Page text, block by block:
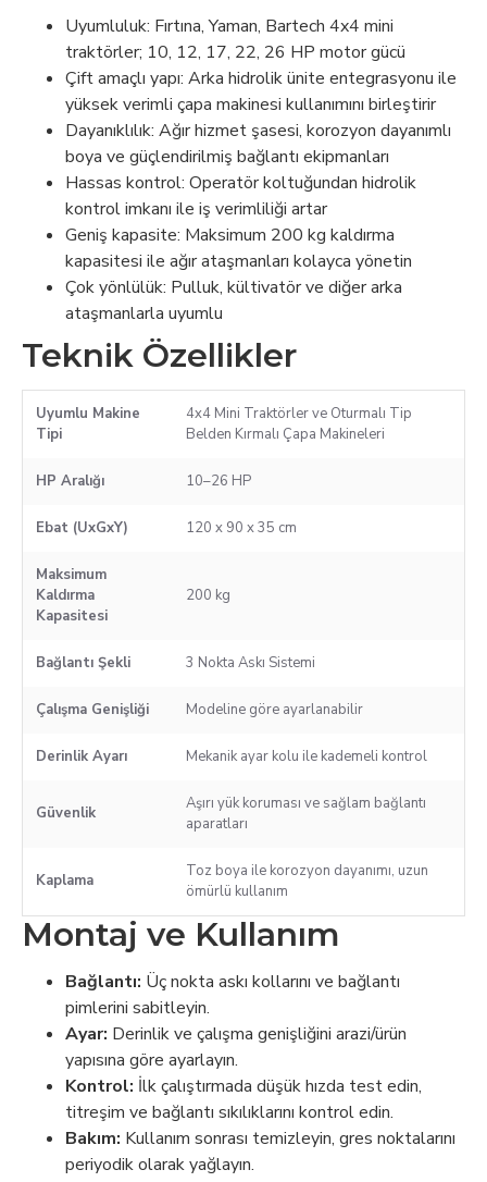
Uyumluluk: Fırtına, Yaman, Bartech 4x4 mini
traktörler; 10, 12, 17, 22, 26 HP motor gücü
Çift amaçlı yapı: Arka hidrolik ünite entegrasyonu ile
yüksek verimli çapa makinesi kullanımını birleştirir
Dayanıklılık: Ağır hizmet şasesi, korozyon dayanımlı
boya ve güçlendirilmiş bağlantı ekipmanları
Hassas kontrol: Operatör koltuğundan hidrolik
kontrol imkanı ile iş verimliliği artar
Geniş kapasite: Maksimum 200 kg kaldırma
kapasitesi ile ağır ataşmanları kolayca yönetin
Çok yönlülük: Pulluk, kültivatör ve diğer arka
ataşmanlarla uyumlu
Teknik Özellikler
Uyumlu Makine
Tipi
4x4 Mini Traktörler ve Oturmalı Tip
Belden Kırmalı Çapa Makineleri
HP Aralığı 10–26 HP
Ebat (UxGxY) 120 x 90 x 35 cm
Maksimum
Kaldırma
Kapasitesi
200 kg
Bağlantı Şekli 3 Nokta Askı Sistemi
Çalışma Genişliği Modeline göre ayarlanabilir
Derinlik Ayarı Mekanik ayar kolu ile kademeli kontrol
Güvenlik
Aşırı yük koruması ve sağlam bağlantı
aparatları
Kaplama
Toz boya ile korozyon dayanımı, uzun
ömürlü kullanım
Montaj ve Kullanım
Bağlantı: Üç nokta askı kollarını ve bağlantı
pimlerini sabitleyin.
Ayar: Derinlik ve çalışma genişliğini arazi/ürün
yapısına göre ayarlayın.
Kontrol: İlk çalıştırmada düşük hızda test edin,
titreşim ve bağlantı sıkılıklarını kontrol edin.
Bakım: Kullanım sonrası temizleyin, gres noktalarını
periyodik olarak yağlayın.